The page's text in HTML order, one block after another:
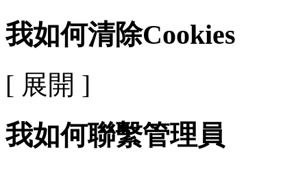
我如何清除Cookies
[ 展開 ]
我如何聯繫管理員